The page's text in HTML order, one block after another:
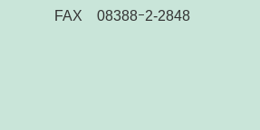
FAX 08388ｰ2-2848